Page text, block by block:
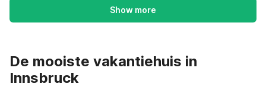
Show more
De mooiste vakantiehuis in
Innsbruck